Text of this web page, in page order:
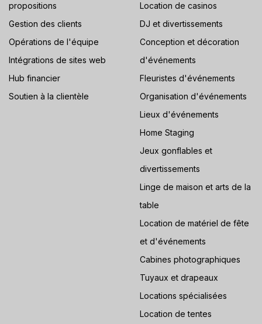
propositions
Gestion des clients
Opérations de l'équipe
Intégrations de sites web
Hub financier
Soutien à la clientèle
Location de casinos
DJ et divertissements
Conception et décoration
d'événements
Fleuristes d'événements
Organisation d'événements
Lieux d'événements
Home Staging
Jeux gonflables et
divertissements
Linge de maison et arts de la
table
Location de matériel de fête
et d'événements
Cabines photographiques
Tuyaux et drapeaux
Locations spécialisées
Location de tentes